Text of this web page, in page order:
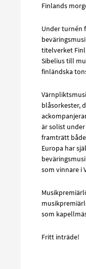
Finlands
Under turnén
titelverket
Sibelius till
finländska
blåsorkester,
är solist
framträtt
Europa har
som vinnare i
som
Fritt inträde!